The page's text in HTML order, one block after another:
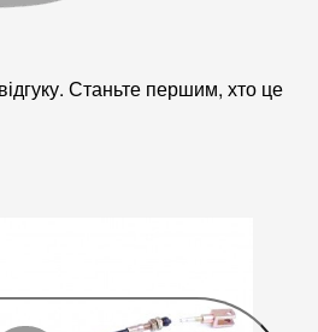
Станьте першим, хто це